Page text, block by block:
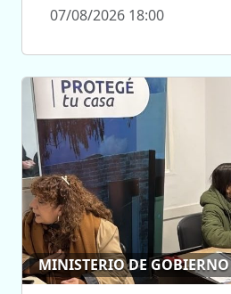
07/08/2026 18:00
MINISTERIO DE GOBIERNO